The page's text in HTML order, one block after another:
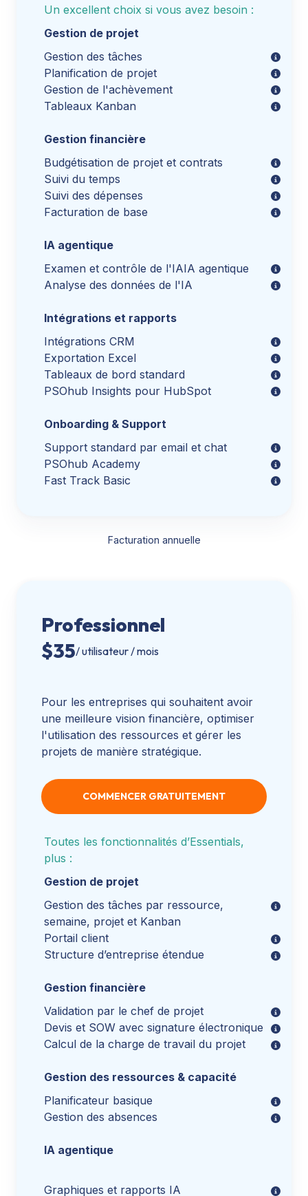
Un excellent choix si vous avez besoin :
Gestion de projet
Gestion des tâches
Planification de projet
Gestion de l'achèvement
Tableaux Kanban
Gestion financière
Budgétisation de projet et contrats
Suivi du temps
Suivi des dépenses
Facturation de base
IA agentique
Examen et contrôle de l'IAIA agentique
Analyse des données de l'IA
Intégrations et rapports
Intégrations CRM
Exportation Excel
Tableaux de bord standard
PSOhub Insights pour HubSpot
Onboarding & Support
Support standard par email et chat
PSOhub Academy
Fast Track Basic
Facturation annuelle
Professionnel
$35/ utilisateur / mois
Pour les entreprises qui souhaitent avoir
une meilleure vision financière, optimiser
l'utilisation des ressources et gérer les
projets de manière stratégique.
COMMENCER GRATUITEMENT
Toutes les fonctionnalités d’Essentials,
plus :
Gestion de projet
Gestion des tâches par ressource,
semaine, projet et Kanban
Portail client
Structure d’entreprise étendue
Gestion financière
Validation par le chef de projet
Devis et SOW avec signature électronique
Calcul de la charge de travail du projet
Gestion des ressources & capacité
Planificateur basique
Gestion des absences
IA agentique
Graphiques et rapports IA